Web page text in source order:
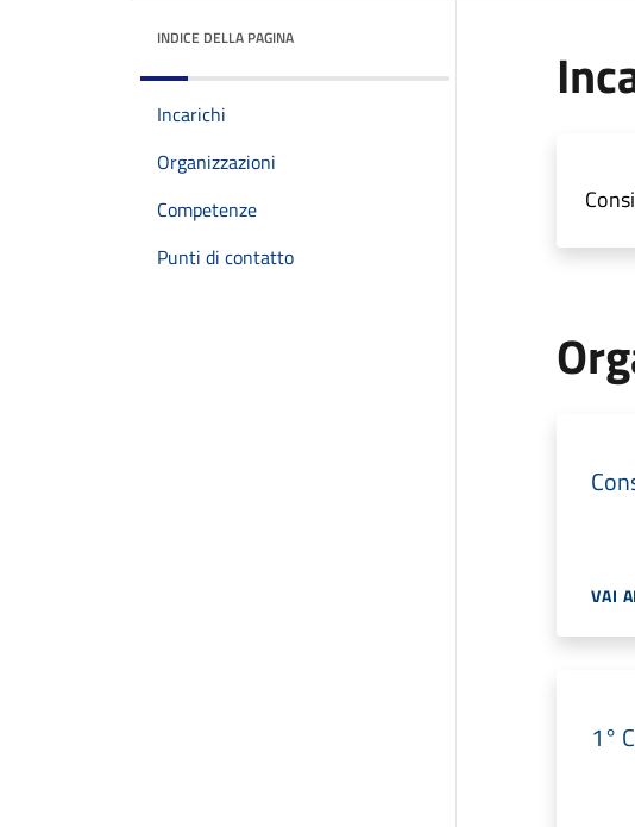
INDICE DELLA PAGINA
Incarichi
Organizzazioni
Competenze
Punti di contatto
VAI
1°